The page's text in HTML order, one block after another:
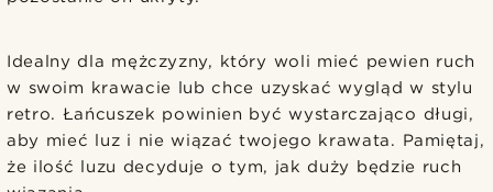
Idealny dla mężczyzny, który woli mieć pewien ruch
w swoim krawacie lub chce uzyskać wygląd w stylu
retro. Łańcuszek powinien być wystarczająco długi,
aby mieć luz i nie wiązać twojego krawata. Pamiętaj,
że ilość luzu decyduje o tym, jak duży będzie ruch